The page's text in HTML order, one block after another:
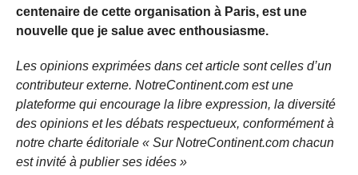
centenaire de cette organisation à Paris, est une
nouvelle que je salue avec enthousiasme.
Les opinions exprimées dans cet article sont celles d’un
contributeur externe. NotreContinent.com est une
plateforme qui encourage la libre expression, la diversité
des opinions et les débats respectueux, conformément à
notre charte éditoriale « Sur NotreContinent.com chacun
est invité à publier ses idées »